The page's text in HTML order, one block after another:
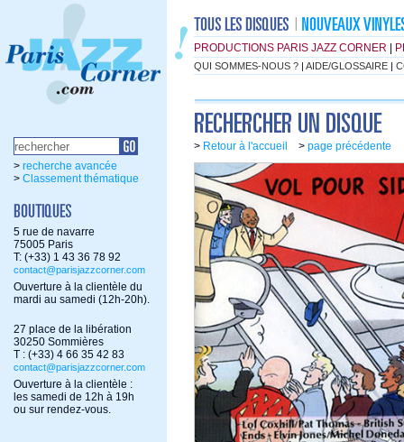
PRODUCTIONS PARIS JAZZ CORNER
QUI SOMMES-NOUS ? | AIDE/GLOSSAIRE |
> recherche avancée
> Classement thématique
5 rue de navarre
75005 Paris
T: (+33) 1 43 36 78 92
contact@parisjazzcorner.com
Ouverture à la clientèle du
mardi au samedi (12h-20h).
27 place de la libération
30250 Sommières
T : (+33) 4 66 35 42 83
contact@parisjazzcorner.com
Ouverture à la clientèle :
les samedi de 12h à 19h
ou sur rendez-vous.
> Retour à l'accueil > page précédente